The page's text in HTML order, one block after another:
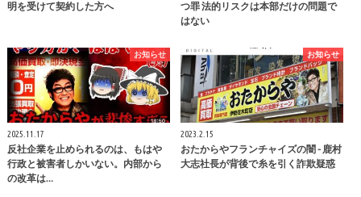
明を受けて契約した方へ
つ罪 法的リスクは本部だけの問題で
はない
お知らせ
2025.11.17
反社企業を止められるのは、もはや
行政と被害者しかいない。内部から
の改革は…
お知らせ
2023.2.15
おたからやフランチャイズの闇 - 鹿村
大志社長が背後で糸を引く詐欺疑惑